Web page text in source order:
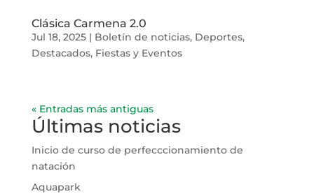
Clásica Carmena 2.0
Jul 18, 2025| Boletín de noticias, Deportes,
Destacados, Fiestas y Eventos
« Entradas más antiguas
Últimas noticias
Inicio de curso de perfecccionamiento de
natación
Aquapark